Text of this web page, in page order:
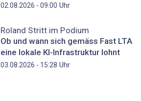
02.08.2026 - 09:00 Uhr
Roland Stritt im Podium
Ob und wann sich gemäss Fast LTA
eine lokale KI-Infrastruktur lohnt
03.08.2026 - 15:28 Uhr